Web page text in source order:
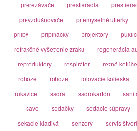
prerezávače
prestieradlá
prevzdušňovače
priemyselné utierky
prilby
pripinačky projektory
refrakčné vyšetrenie zraku
regenerácia
reproduktory
respirátor rezné kotúče
rohože
rohože rolovacie kolieska
rukavice
sadra sadrokartón
savo
sedačky sedacie súpravy
sekacie kladivá
senzory servis